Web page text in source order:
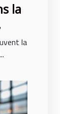
la
la